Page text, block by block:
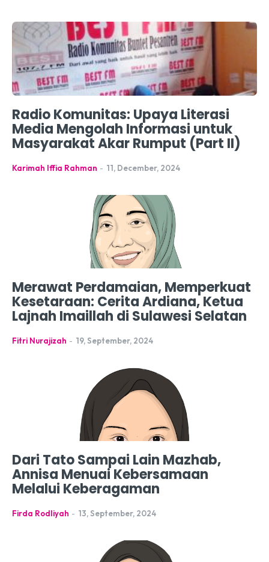
Radio Komunitas: Upaya Literasi
Media Mengolah Informasi untuk
Masyarakat Akar Rumput (Part II)
Karimah Iffia Rahman - 11, December, 2024
Merawat Perdamaian, Memperkuat
Kesetaraan: Cerita Ardiana, Ketua
Lajnah Imaillah di Sulawesi Selatan
Fitri Nurajizah - 19, September, 2024
Dari Tato Sampai Lain Mazhab,
Annisa Menuai Kebersamaan
Melalui Keberagaman
Firda Rodliyah - 13, September, 2024